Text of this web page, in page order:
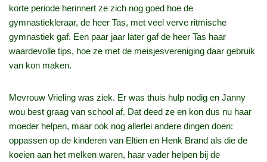
korte periode herinnert ze zich nog goed hoe de
gymnastiekleraar, de heer Tas, met veel verve ritmische
gymnastiek gaf. Een paar jaar later gaf de heer Tas haar
waardevolle tips, hoe ze met de meisjesvereniging daar gebruik
van kon maken.
Mevrouw Vrieling was ziek. Er was thuis hulp nodig en Janny
wou best graag van school af. Dat deed ze en kon dus nu haar
moeder helpen, maar ook nog allerlei andere dingen doen:
oppassen op de kinderen van Eltien en Henk Brand als die de
koeien aan het melken waren, haar vader helpen bij de